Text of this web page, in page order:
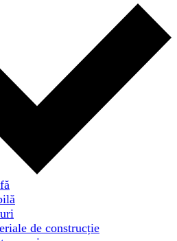
de construcție